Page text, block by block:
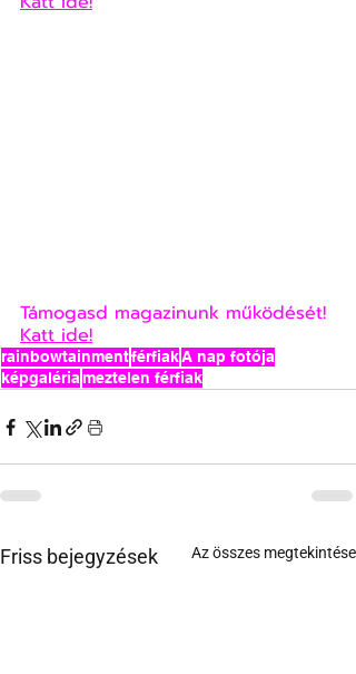
Támogasd magazinunk működését!
Katt ide!
rainbowtainmentférfiakA nap fotója
képgalériameztelen férfiak
Friss bejegyzések Az összes megtekintése